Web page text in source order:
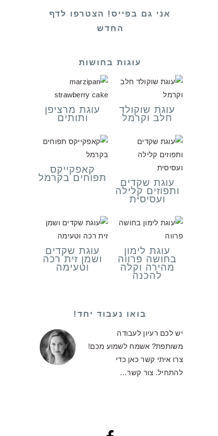
אני גם בפייס! הצטרפו לדף
החדש
עוגות בחושות
עוגת מרציפן
ותותים
עוגת שוקולד
חלב וקרמל
קאפקייקס
תפוחים בקרמל עוגת שקדים
ותפוזים קלילה
ועסיסית
עוגת שקדים
ושמן זית רכה
וטעימה
עוגת לימון
בחושה פרווה
מהירה וקלה
להכנה
בואו נעבוד יחד!
יש לכם רעיון לעבודה
משותפת? אשמח לשמוע מכם!
צרו איתי קשר כאן כדי
להתחיל. צור קשר…